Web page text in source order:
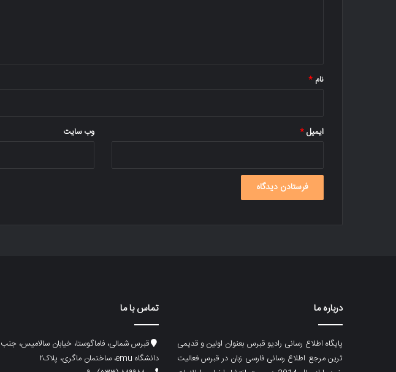
نام *
ایمیل* وب‌ سایت
درباره ما
پایگاه اطلاع رسانی رادیو قبرس بعنوان اولین و قدیمی
ترین مرجع اطلاع رسانی فارسی زبان در قبرس فعالیت
تماس با ما
قبرس شمالی، فاماگوستا، خیابان سالامیس، جنب
دانشگاه emu، ساختمان ماگری، پلاک۲